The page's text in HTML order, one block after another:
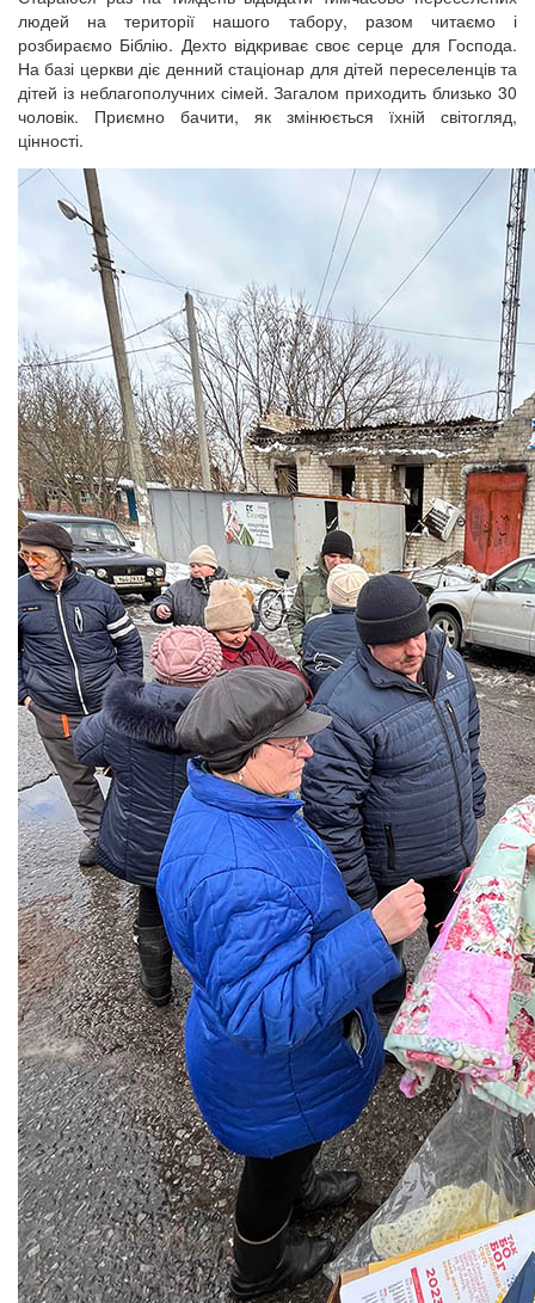
людей на території нашого табору, разом читаємо і
розбираємо Біблію. Дехто відкриває своє серце для Господа.
На базі церкви діє денний стаціонар для дітей переселенців та
дітей із неблагополучних сімей. Загалом приходить близько 30
чоловік. Приємно бачити, як змінюється їхній світогляд,
цінності.